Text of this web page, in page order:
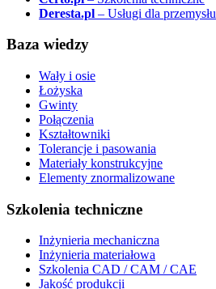
Deresta.pl – Usługi dla przemysłu
Baza wiedzy
Wały i osie
Łożyska
Gwinty
Połączenia
Kształtowniki
Tolerancje i pasowania
Materiały konstrukcyjne
Elementy znormalizowane
Szkolenia techniczne
Inżynieria mechaniczna
Inżynieria materiałowa
Szkolenia CAD / CAM / CAE
Jakość produkcji